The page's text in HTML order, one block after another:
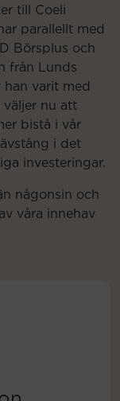
till Coeli
parallellt med
Börsplus och
från Lunds
han varit med
nu att
bistå i vår
i det
investeringar.
någonsin och
våra innehav